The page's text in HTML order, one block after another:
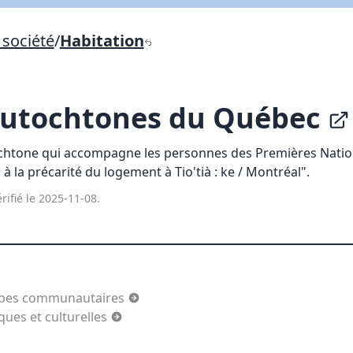
/Habitation
du Québec
qui accompagne les personnes des Premières
la précarité du logement à Tio'tià : ke / Montréal".
le 2025-11-08.
communautaires
et culturelles
X Fermer Envoyez